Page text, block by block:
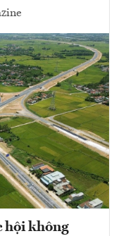
hội không